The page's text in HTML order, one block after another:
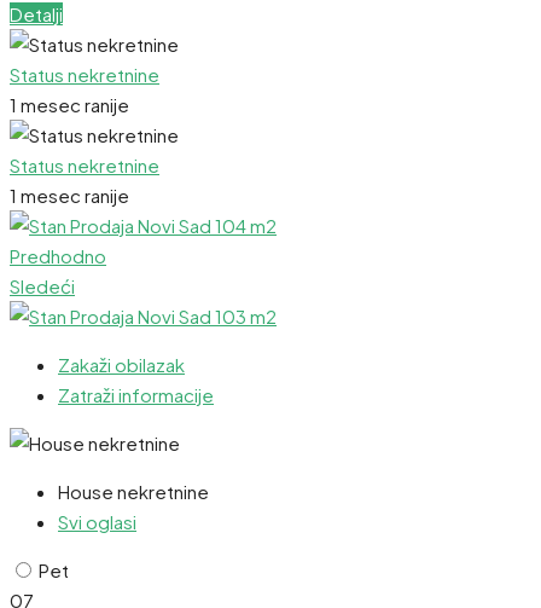
Detalji
Status nekretnine
1 mesec ranije
Status nekretnine
1 mesec ranije
Predhodno
Sledeći
Zakaži obilazak
Zatraži informacije
House nekretnine
Svi oglasi
Pet
07